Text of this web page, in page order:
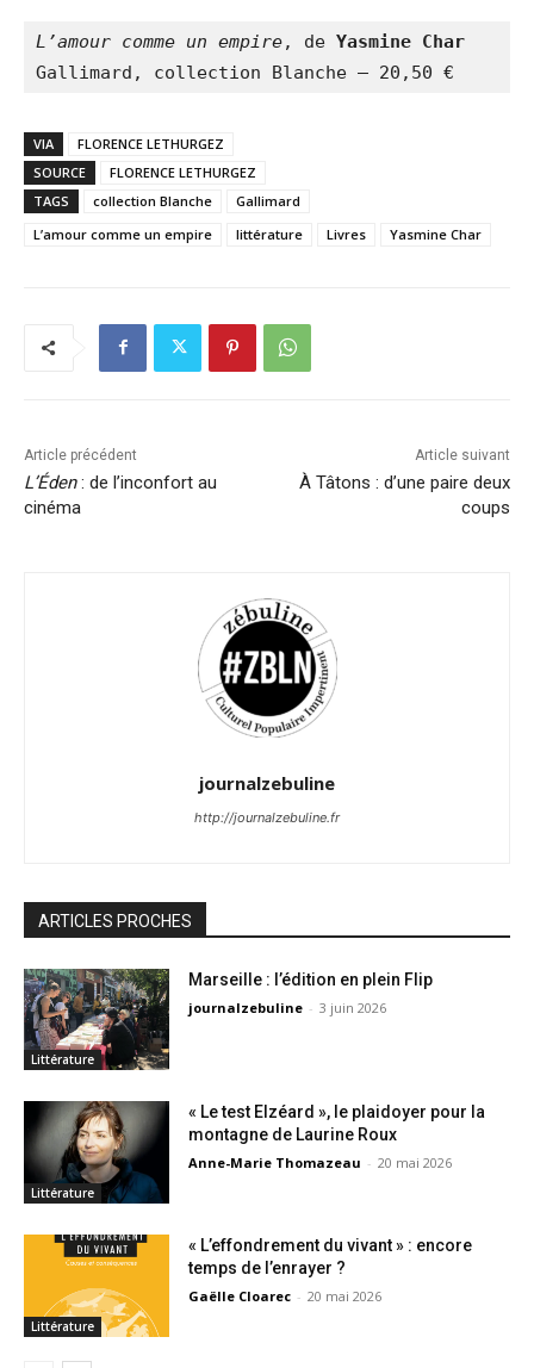
L’amour comme un empire, de Yasmine Char
Gallimard, collection Blanche – 20,50 €
VIA
FLORENCE LETHURGEZ
SOURCE
FLORENCE LETHURGEZ
TAGS
collection Blanche
Gallimard
L’amour comme un empire
littérature Livres Yasmine Char
Article précédent
L’Éden: de l’inconfort au
cinéma
Article suivant
À Tâtons : d’une paire deux
coups
journalzebuline
http://journalzebuline.fr
ARTICLES PROCHES
Littérature
Marseille : l’édition en plein Flip
journalzebuline - 3 juin 2026
Littérature
« Le test Elzéard », le plaidoyer pour la
montagne de Laurine Roux
Anne-Marie Thomazeau - 20 mai 2026
Littérature
« L’effondrement du vivant » : encore
temps de l’enrayer ?
Gaëlle Cloarec - 20 mai 2026